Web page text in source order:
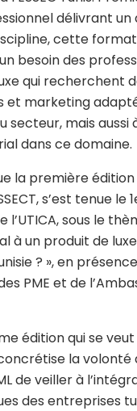
délivrant
cette
besoin des
qui recherchent
et marketing
secteur, mais aussi
dans ce domaine.
la première
s’est tenue le
l’UTICA, sous le
à un produit de
? », en
PME et de
édition qui se veut
la volonté
de veiller à
des entreprises